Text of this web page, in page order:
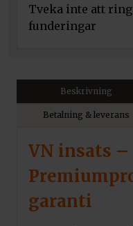
Tveka inte att
funderingar
Beskrivning
Betalning & leverans
VN insats –
garanti